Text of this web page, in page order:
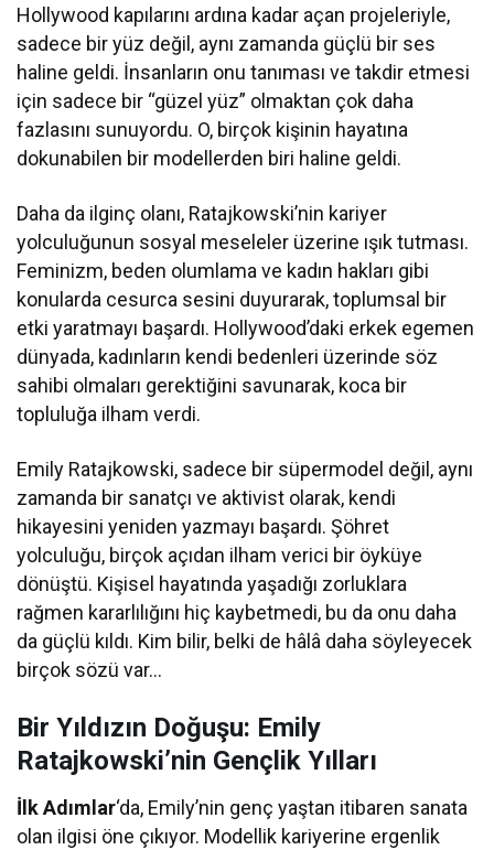
Hollywood kapılarını ardına kadar açan projeleriyle,
sadece bir yüz değil, aynı zamanda güçlü bir ses
haline geldi. İnsanların onu tanıması ve takdir etmesi
için sadece bir “güzel yüz” olmaktan çok daha
fazlasını sunuyordu. O, birçok kişinin hayatına
dokunabilen bir modellerden biri haline geldi.
Daha da ilginç olanı, Ratajkowski’nin kariyer
yolculuğunun sosyal meseleler üzerine ışık tutması.
Feminizm, beden olumlama ve kadın hakları gibi
konularda cesurca sesini duyurarak, toplumsal bir
etki yaratmayı başardı. Hollywood’daki erkek egemen
dünyada, kadınların kendi bedenleri üzerinde söz
sahibi olmaları gerektiğini savunarak, koca bir
topluluğa ilham verdi.
Emily Ratajkowski, sadece bir süpermodel değil, aynı
zamanda bir sanatçı ve aktivist olarak, kendi
hikayesini yeniden yazmayı başardı. Şöhret
yolculuğu, birçok açıdan ilham verici bir öyküye
dönüştü. Kişisel hayatında yaşadığı zorluklara
rağmen kararlılığını hiç kaybetmedi, bu da onu daha
da güçlü kıldı. Kim bilir, belki de hâlâ daha söyleyecek
birçok sözü var…
Bir Yıldızın Doğuşu: Emily
Ratajkowski’nin Gençlik Yılları
İlk Adımlar‘da, Emily’nin genç yaştan itibaren sanata
olan ilgisi öne çıkıyor. Modellik kariyerine ergenlik